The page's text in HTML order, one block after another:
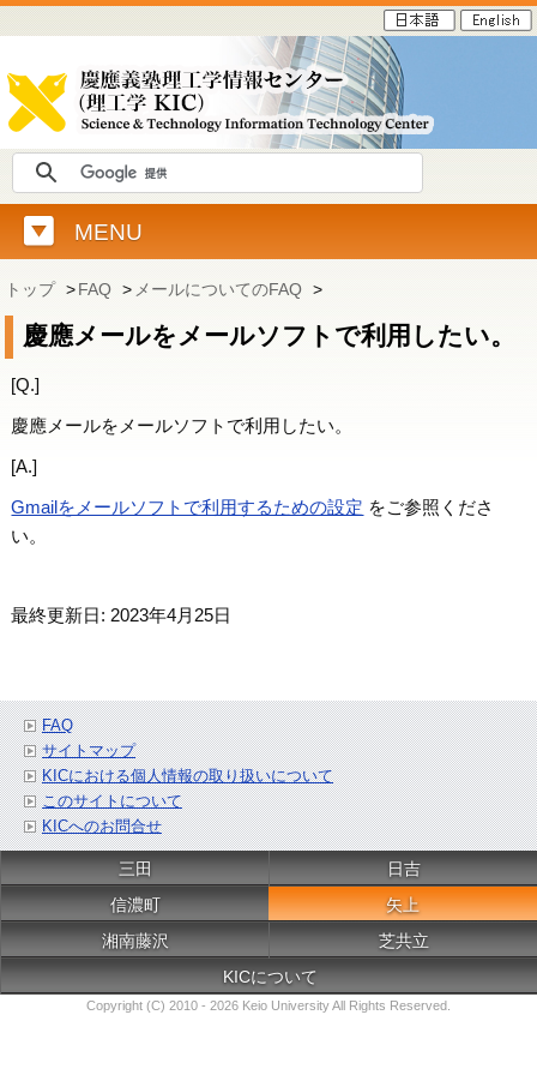
MENU
トップ >FAQ > メールについてのFAQ >
慶應メールをメールソフトで利用したい。
[Q.]
慶應メールをメールソフトで利用したい。
[A.]
Gmailをメールソフトで利用するための設定 をご参照くださ
い。
最終更新日: 2023年4月25日
FAQ
サイトマップ
KICにおける個人情報の取り扱いについて
このサイトについて
KICへのお問合せ
三田
日吉
信濃町
矢上
湘南藤沢
芝共立
KICについて
Copyright (C) 2010 - 2026 Keio University All Rights Reserved.